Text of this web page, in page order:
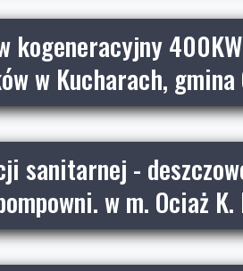
kogeneracyjny
w Kucharach, gmina
sanitarnej -
w m. Ociaż